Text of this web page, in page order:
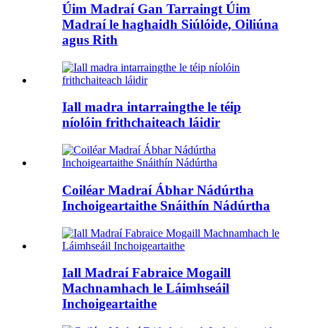
Úim Madraí Gan Tarraingt Úim
Madraí le haghaidh Siúlóide, Oiliúna
agus Rith
Iall madra intarraingthe le téip
níolóin frithchaiteach láidir
Coiléar Madraí Ábhar Nádúrtha
Inchoigeartaithe Snáithín Nádúrtha
Iall Madraí Fabraice Mogaill
Machnamhach le Láimhseáil
Inchoigeartaithe